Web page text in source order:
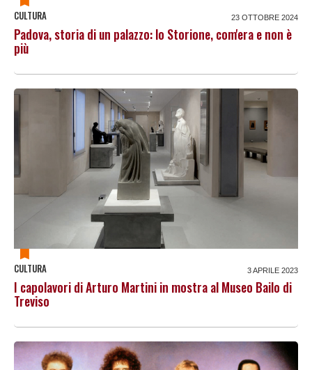
CULTURA 23 OTTOBRE 2024
Padova, storia di un palazzo: lo Storione, com'era e non è
più
CULTURA 3 APRILE 2023
I capolavori di Arturo Martini in mostra al Museo Bailo di
Treviso